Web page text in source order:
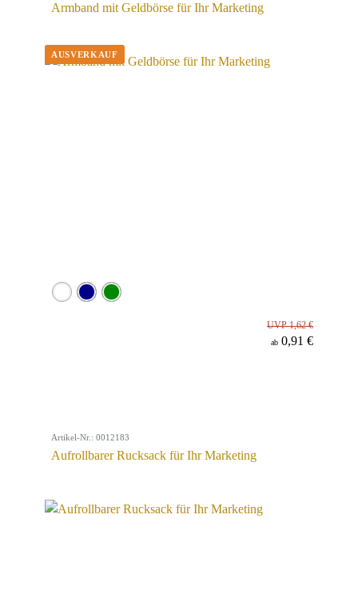
Armband mit Geldbörse für Ihr Marketing
UVP 1,62 €
ab 0,91 €
Artikel-Nr.: 0012183
Aufrollbarer Rucksack für Ihr Marketing